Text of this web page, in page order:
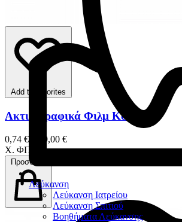
Λεύκανση
Λεύκανση Ιατρείου
Λεύκανση Σπιτιού
Βοηθήματα Λεύκανσης
Add to favorites
Ακτινογραφικά Φιλμ Kodak
0,74 € – 99,00 €
Χ. ΦΠΑ
Προσθήκη